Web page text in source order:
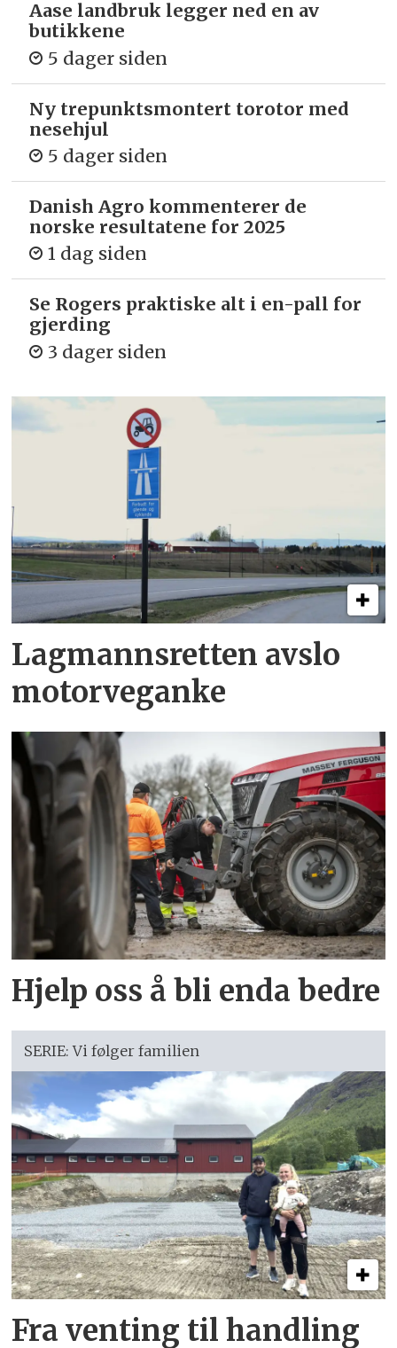
Aase landbruk legger ned en av
butikkene
5 dager siden
Ny trepunkts­montert torotor med
nesehjul
5 dager siden
Danish Agro kommenterer de
norske resultatene for 2025
1 dag siden
Se Rogers praktiske alt i en-pall for
gjerding
3 dager siden
Lagmannsretten avslo
motorveganke
Hjelp oss å bli enda bedre
SERIE: Vi følger familien
Fra venting til handling